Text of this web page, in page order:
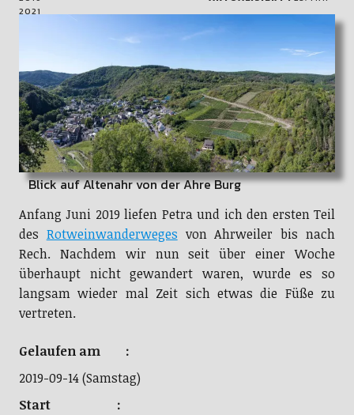
2021
Blick auf Altenahr von der Ahre Burg
Anfang Juni 2019 liefen Petra und ich den ersten Teil
des Rotweinwanderweges von Ahrweiler bis nach
Rech. Nachdem wir nun seit über einer Woche
überhaupt nicht gewandert waren, wurde es so
langsam wieder mal Zeit sich etwas die Füße zu
vertreten.
Gelaufen am :
2019-09-14 (Samstag)
Start :